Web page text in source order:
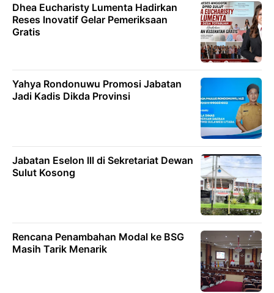
Dhea Eucharisty Lumenta Hadirkan
Reses lnovatif Gelar Pemeriksaan
Gratis
Yahya Rondonuwu Promosi Jabatan
Jadi Kadis Dikda Provinsi
Jabatan Eselon lll di Sekretariat Dewan
Sulut Kosong
Rencana Penambahan Modal ke BSG
Masih Tarik Menarik